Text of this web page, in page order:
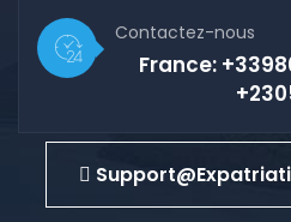
Contactez-nous
France: